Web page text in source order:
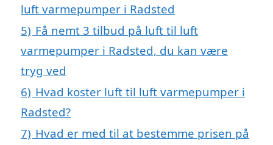
luft varmepumper i Radsted
5) Få nemt 3 tilbud på luft til luft
varmepumper i Radsted, du kan være
tryg ved
6) Hvad koster luft til luft varmepumper i
Radsted?
7) Hvad er med til at bestemme prisen på